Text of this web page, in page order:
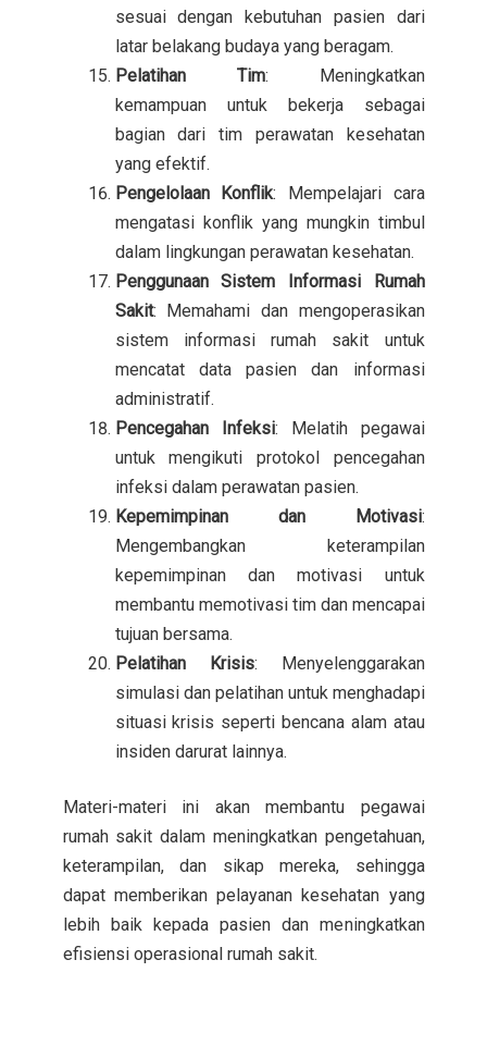
sesuai dengan kebutuhan pasien dari
latar belakang budaya yang beragam.
Pelatihan Tim: Meningkatkan
kemampuan untuk bekerja sebagai
bagian dari tim perawatan kesehatan
yang efektif.
Pengelolaan Konflik: Mempelajari cara
mengatasi konflik yang mungkin timbul
dalam lingkungan perawatan kesehatan.
Penggunaan Sistem Informasi Rumah
Sakit: Memahami dan mengoperasikan
sistem informasi rumah sakit untuk
mencatat data pasien dan informasi
administratif.
Pencegahan Infeksi: Melatih pegawai
untuk mengikuti protokol pencegahan
infeksi dalam perawatan pasien.
Kepemimpinan dan Motivasi:
Mengembangkan keterampilan
kepemimpinan dan motivasi untuk
membantu memotivasi tim dan mencapai
tujuan bersama.
Pelatihan Krisis: Menyelenggarakan
simulasi dan pelatihan untuk menghadapi
situasi krisis seperti bencana alam atau
insiden darurat lainnya.
Materi-materi ini akan membantu pegawai
rumah sakit dalam meningkatkan pengetahuan,
keterampilan, dan sikap mereka, sehingga
dapat memberikan pelayanan kesehatan yang
lebih baik kepada pasien dan meningkatkan
efisiensi operasional rumah sakit.